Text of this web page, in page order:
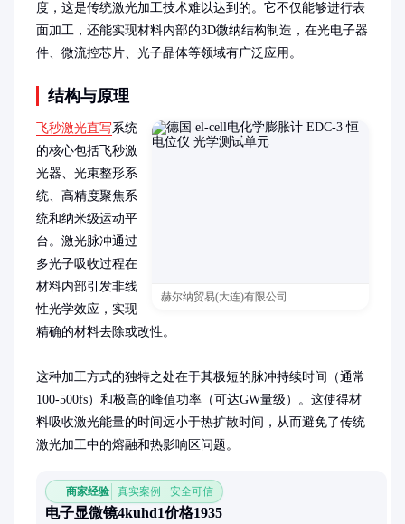
度，这是传统激光加工技术难以达到的。它不仅能够进行表
面加工，还能实现材料内部的3D微纳结构制造，在光电子器
件、微流控芯片、光子晶体等领域有广泛应用。
结构与原理
赫尔纳贸易(大连)有限公司
飞秒激光直写系统
的核心包括飞秒激
光器、光束整形系
统、高精度聚焦系
统和纳米级运动平
台。激光脉冲通过
多光子吸收过程在
材料内部引发非线
性光学效应，实现
精确的材料去除或改性。
这种加工方式的独特之处在于其极短的脉冲持续时间（通常
100-500fs）和极高的峰值功率（可达GW量级）。这使得材
料吸收激光能量的时间远小于热扩散时间，从而避免了传统
激光加工中的熔融和热影响区问题。
商家经验 真实案例 · 安全可信
电子显微镜4kuhd1价格1935